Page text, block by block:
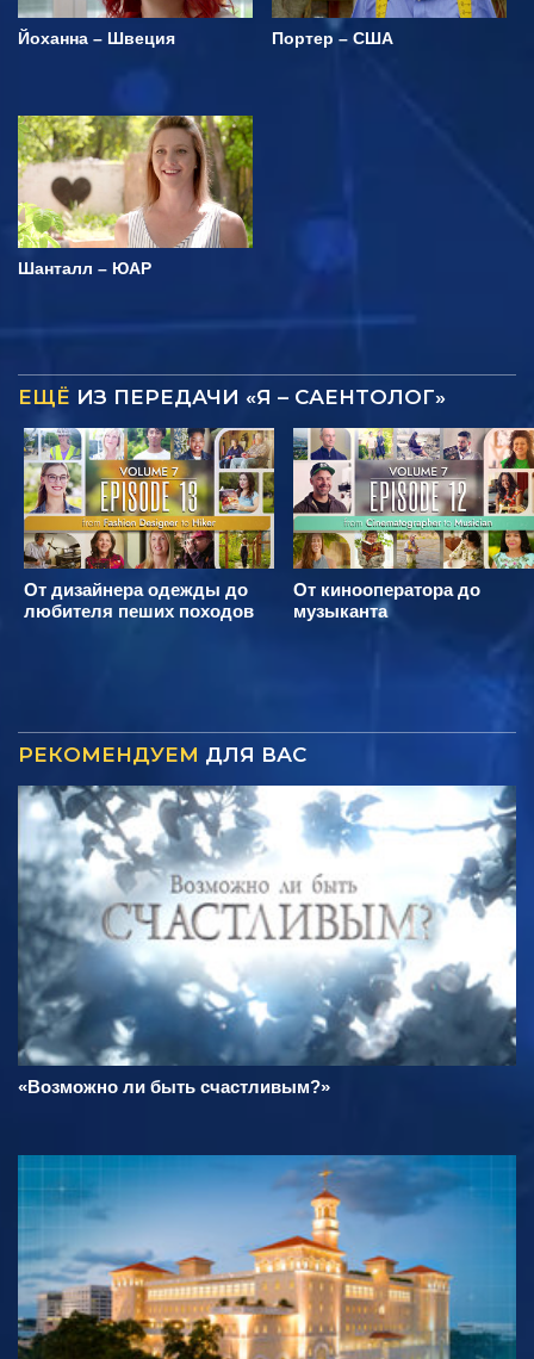
Йоханна – Швеция Портер – США
Шанталл – ЮАР
ЕЩЁ ИЗ ПЕРЕДАЧИ «Я – САЕНТОЛОГ»
От дизайнера одежды до
любителя пеших походов
От кинооператора до
музыканта
РЕКОМЕНДУЕМ ДЛЯ ВАС
«Возможно ли быть счастливым?»